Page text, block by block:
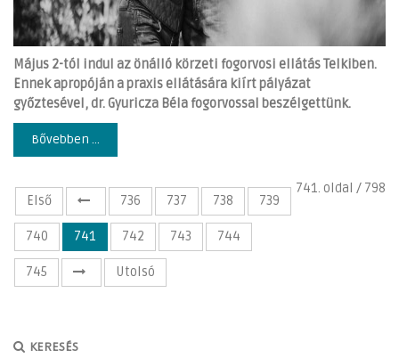
Május 2-tól indul az önálló körzeti fogorvosi ellátás Telkiben.
Ennek apropóján a praxis ellátására kiírt pályázat
győztesével, dr. Gyuricza Béla fogorvossal beszélgettünk.
Bővebben ...
741. oldal / 798
Első
736 737 738 739
740 741 742 743 744
745 Utolsó
KERESÉS